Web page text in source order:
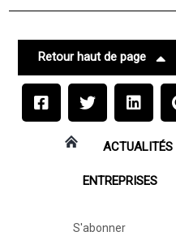
Retour haut de page
ACTUALITÉS
ENTREPRISES
S'abonner